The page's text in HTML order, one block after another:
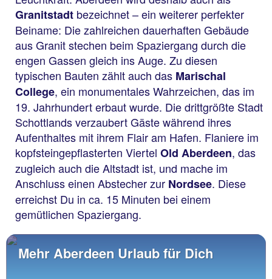
Granitstadt bezeichnet – ein weiterer perfekter
Beiname: Die zahlreichen dauerhaften Gebäude
aus Granit stechen beim Spaziergang durch die
engen Gassen gleich ins Auge. Zu diesen
typischen Bauten zählt auch das Marischal
College, ein monumentales Wahrzeichen, das im
19. Jahrhundert erbaut wurde. Die drittgrößte Stadt
Schottlands verzaubert Gäste während ihres
Aufenthaltes mit ihrem Flair am Hafen. Flaniere im
kopfsteingepflasterten Viertel Old Aberdeen, das
zugleich auch die Altstadt ist, und mache im
Anschluss einen Abstecher zur Nordsee. Diese
erreichst Du in ca. 15 Minuten bei einem
gemütlichen Spaziergang.
Mehr Aberdeen Urlaub für Dich